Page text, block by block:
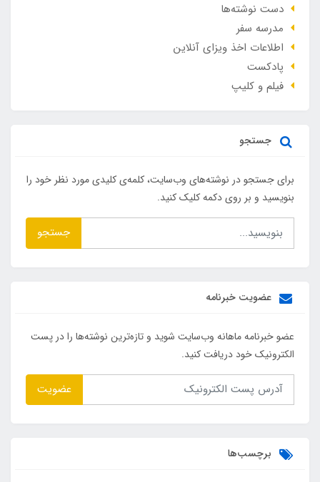
دست نوشته‌ها
مدرسه سفر
اطلاعات اخذ ویزای آنلاین
پادکست
فیلم و کلیپ
جستجو
برای جستجو در نوشته‌های وب‌سایت، کلمه‌ی کلیدی مورد نظر خود را
بنویسید و بر روی دکمه کلیک کنید.
جستجو
عضویت خبرنامه
عضو خبرنامه ماهانه وب‌سایت شوید و تازه‌ترین نوشته‌ها را در پست
الکترونیک خود دریافت کنید.
عضویت
برچسب‌ها